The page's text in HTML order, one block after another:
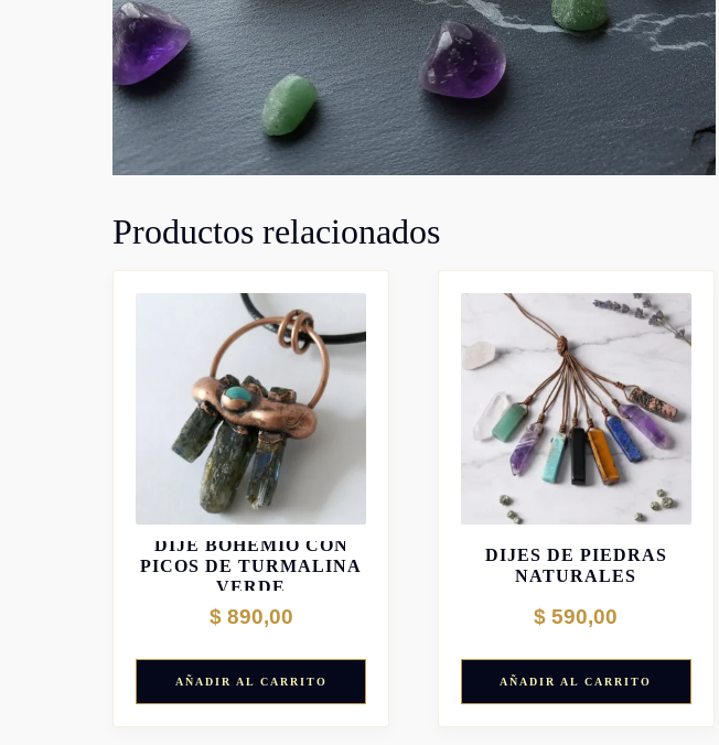
Productos relacionados
DIJE BOHEMIO CON
PICOS DE TURMALINA
VERDE
$890,00
AÑADIR AL CARRITO
DIJES DE PIEDRAS
NATURALES
$ 590,00
AÑADIR AL CARRITO